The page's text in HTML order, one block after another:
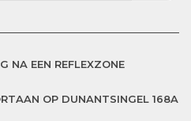
NA EEN REFLEXZONE
OP DUNANTSINGEL 168A